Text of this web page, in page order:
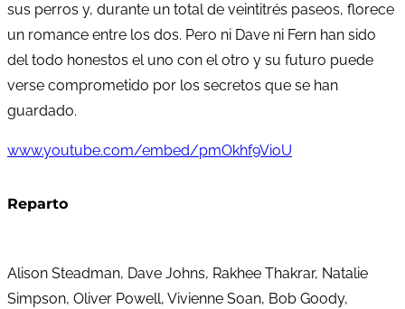
sus perros y, durante un total de veintitrés paseos, florece
un romance entre los dos. Pero ni Dave ni Fern han sido
del todo honestos el uno con el otro y su futuro puede
verse comprometido por los secretos que se han
guardado.
www.youtube.com/embed/pmOkhf9VioU
Reparto
Alison Steadman, Dave Johns, Rakhee Thakrar, Natalie
Simpson, Oliver Powell, Vivienne Soan, Bob Goody,